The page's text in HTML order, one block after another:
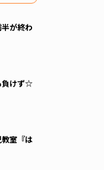
が終わ
負けず☆
室『は